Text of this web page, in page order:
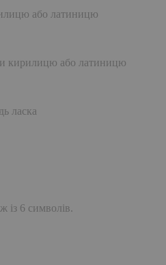
або латиницю
кирилицю або латиницю
ласка
із 6 символів.